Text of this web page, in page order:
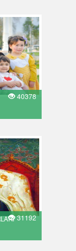
40378
31192